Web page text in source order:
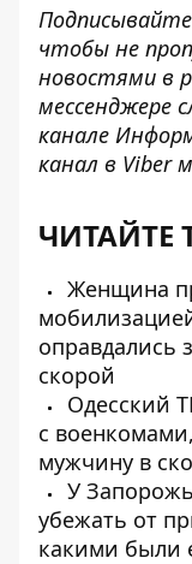
чтобы не
новостями в
мессенджере
канале
канал в Viber
ЧИТАЙТЕ
Женщина
оправдались
скорой
Одесский
с
мужчину в
У
убежать от
какими были